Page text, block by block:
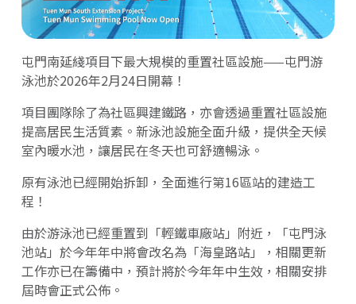
屯門南延綫項目下最大規模的重置社區設施——屯門游
泳池於2026年2月24日開幕！
項目團隊除了為社區興建鐵路，亦會透過重置社區設施
提高居民生活質素。新泳池設施全面升級，提供全天候
室內暖水池，讓居民在冬天也可舒適暢泳。
原有泳池已經開始拆卸，全面進行第16區站的建造工
程！
由於游泳池已經重置到「輕鐵車廠站」附近，「屯門泳
池站」於今年年中將會改名為「海皇路站」，相關更新
工作亦已在籌備中，預計將於今年年中生效，相關安排
屆時會正式公佈。